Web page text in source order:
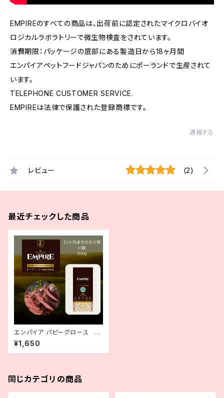
EMPIREのすべての商品は、出荷前に認定されたマイクロバイオ
ロジカルラボラトリーで微生物検査をされています。
消費期限：パッケージの底部にある製造日から18ヶ月間
エンパイアペットフードジャパンのためにポーランドで生産されて
います。
TELEPHONE CUSTOMER SERVICE.
EMPIREは法律で保護された登録商標です。
通報する
レビュー (2)
最近チェックした商品
エンパイア パピーグロース 小
粒 300g EMPIRE PUPPY
GROWTH Complete Dog D
ry Food
¥1,650
同じカテゴリの商品